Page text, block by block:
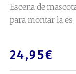
Escena de
para montar la es
24,95€